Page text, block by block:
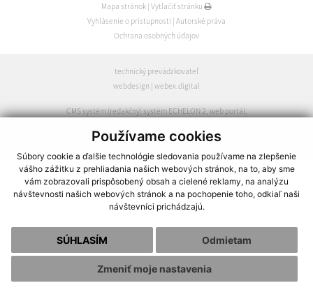
Používame cookies
Súbory cookie a ďalšie technológie sledovania používame na zlepšenie
vášho zážitku z prehliadania našich webových stránok, na to, aby sme
vám zobrazovali prispôsobený obsah a cielené reklamy, na analýzu
návštevnosti našich webových stránok a na pochopenie toho, odkiaľ naši
návštevníci prichádzajú.
SÚHLASÍM Odmietam
Zmeniť moje nastavenia
Mapa stránok | Vytlačiť stránku
Vyhlásenie o prístupnosti | Autorské práva
Ochrana osobných údajov
technický prevádzkovateľ
webdesign | webex.digital
CMS systém (redakčný) systém ECHELON 2,web portál,
spoločnosť webex.digital